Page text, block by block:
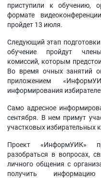
приступили к обучению,
формате
пройдет 13 июля.
Следующий этап
обучение пройдут
комиссий, которым
Во время очных занятий
приложением
информирования
Само адресное
сентября. В нем примут
участковых избирательных
Проект «ИнформУИК»
разобраться в вопросах,
личного общения с
получить